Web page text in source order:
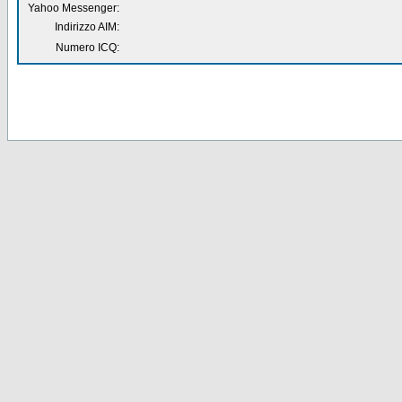
Yahoo Messenger:
Indirizzo AIM:
Numero ICQ: